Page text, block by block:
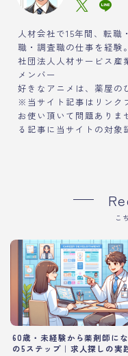
人材会社で15年間、転
職・調査職の仕事を経験。
社団法人人材サービス産
メンバー
好きなアニメは、薬屋の
※当サイト記事はリンク
お使い頂いて問題ありま
る記事に当サイトの対象
こ
60歳・未経験から薬剤師に
の5ステップ｜求人探しの実